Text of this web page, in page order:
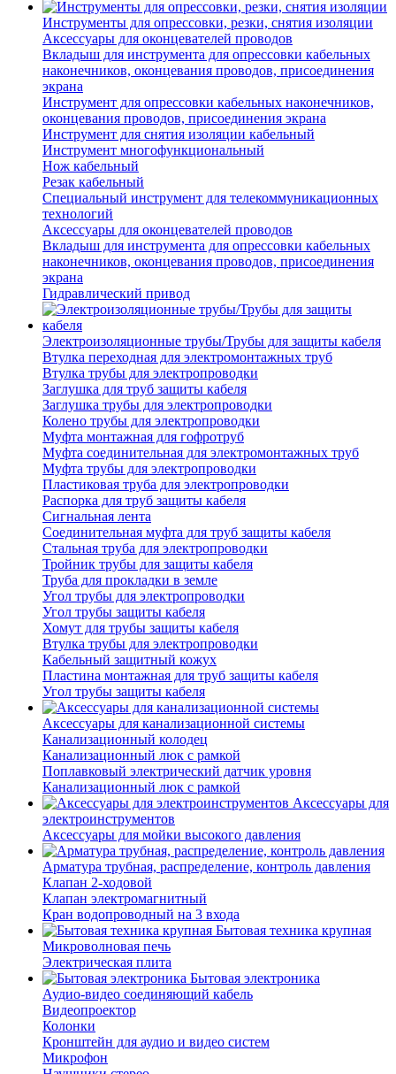
Инструменты для опрессовки, резки, снятия изоляции
Аксессуары для оконцевателей проводов
Вкладыш для инструмента для опрессовки кабельных
наконечников, оконцевания проводов, присоединения
экрана
Инструмент для опрессовки кабельных наконечников,
оконцевания проводов, присоединения экрана
Инструмент для снятия изоляции кабельный
Инструмент многофункциональный
Нож кабельный
Резак кабельный
Специальный инструмент для телекоммуникационных
технологий
Аксессуары для оконцевателей проводов
Вкладыш для инструмента для опрессовки кабельных
наконечников, оконцевания проводов, присоединения
экрана
Гидравлический привод
Электроизоляционные трубы/Трубы для защиты кабеля
Втулка переходная для электромонтажных труб
Втулка трубы для электропроводки
Заглушка для труб защиты кабеля
Заглушка трубы для электропроводки
Колено трубы для электропроводки
Муфта монтажная для гофротруб
Муфта соединительная для электромонтажных труб
Муфта трубы для электропроводки
Пластиковая труба для электропроводки
Распорка для труб защиты кабеля
Сигнальная лента
Соединительная муфта для труб защиты кабеля
Стальная труба для электропроводки
Тройник трубы для защиты кабеля
Труба для прокладки в земле
Угол трубы для электропроводки
Угол трубы защиты кабеля
Хомут для трубы защиты кабеля
Втулка трубы для электропроводки
Кабельный защитный кожух
Пластина монтажная для труб защиты кабеля
Угол трубы защиты кабеля
Аксессуары для канализационной системы
Канализационный колодец
Канализационный люк с рамкой
Поплавковый электрический датчик уровня
Канализационный люк с рамкой
Аксессуары для
электроинструментов
Аксессуары для мойки высокого давления
Арматура трубная, распределение, контроль давления
Клапан 2-ходовой
Клапан электромагнитный
Кран водопроводный на 3 входа
Бытовая техника крупная
Микроволновая печь
Электрическая плита
Бытовая электроника
Аудио-видео соединяющий кабель
Видеопроектор
Колонки
Кронштейн для аудио и видео систем
Микрофон